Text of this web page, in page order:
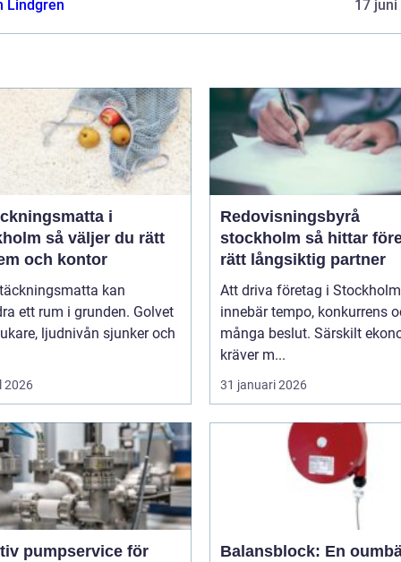
Lindgren 17 juni
i
du rätt
och kontor
kan
ett rum i grunden. Golvet
ljudnivån sjunker och
2026
Redovisningsbyrå
stockholm så hittar företag
rätt långsiktig partner
Att driva företag i Stockholm
innebär tempo, konkurrens
många beslut. Särskilt
kräver m...
31 januari 2026
pumpservice för
Balansblock: En